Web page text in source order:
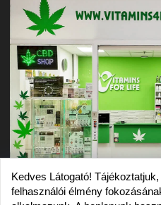
Kedves Látogató!
felhasználói élmény